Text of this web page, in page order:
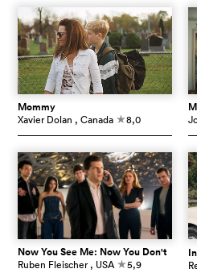
Mommy
Xavier Dolan , Canada c8,0
Now You See Me: Now You Don't
Ruben Fleischer , USA c5,9